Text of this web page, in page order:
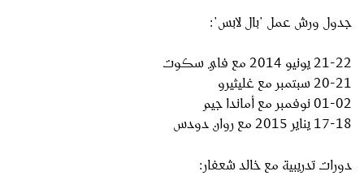
جدول ورش عمل "بال لابس":
21-22 يونيو 2014 مع فاي سكوت
20-21 سبتمبر مع غليثيرو
01-02 نوفمبر مع أماندا جيم
17-18 يناير 2015 مع روان دودس
دورات تدريبية مع خالد شعفار: